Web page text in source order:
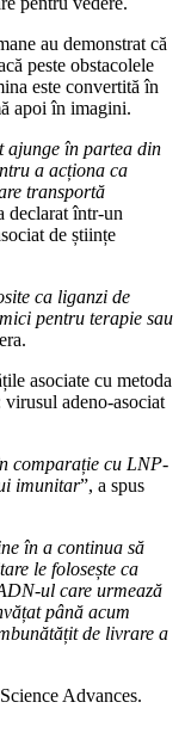
au demonstrat că
peste obstacolele
este convertită în
apoi în imagini.
ajunge în partea din
a acționa ca
transportă
declarat într-un
de științe
ca liganzi de
pentru terapie sau
asociate cu metoda
adeno-asociat
comparație cu LNP-
imunitar”, a spus
în a continua să
le folosește ca
ul care urmează
până acum
de livrare a
Advances.